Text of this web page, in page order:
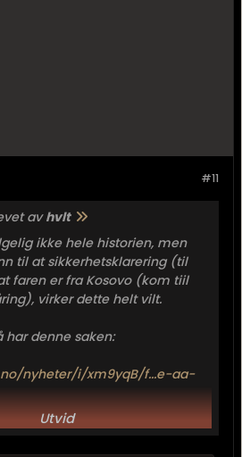
#11
avhvlt
ikke hele historien, men
til at sikkerhetsklarering (til
faren er fra Kosovo (kom tiil
virker dette helt vilt.
har denne saken:
nyheter/i/xm9yqB/f...e-aa-
stemmer, er hun ikke
Utvid